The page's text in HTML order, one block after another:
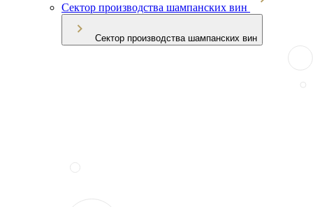
Сектор производства шампанских вин
Сектор производства шампанских вин